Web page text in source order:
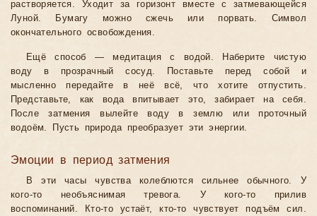
растворяется. Уходит за горизонт вместе с затмевающейся
Луной. Бумагу можно сжечь или порвать. Символ
окончательного освобождения.
Ещё способ — медитация с водой. Наберите чистую
воду в прозрачный сосуд. Поставьте перед собой и
мысленно передайте в неё всё, что хотите отпустить.
Представьте, как вода впитывает это, забирает на себя.
После затмения вылейте воду в землю или проточный
водоём. Пусть природа преобразует эти энергии.
Эмоции в период затмения
В эти часы чувства колеблются сильнее обычного. У
кого-то необъяснимая тревога. У кого-то прилив
воспоминаний. Кто-то устаёт, кто-то чувствует подъём сил.